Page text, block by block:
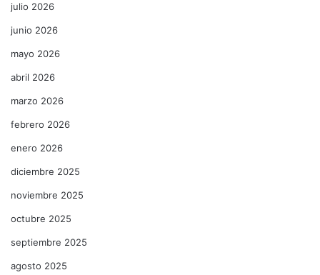
julio 2026
junio 2026
mayo 2026
abril 2026
marzo 2026
febrero 2026
enero 2026
diciembre 2025
noviembre 2025
octubre 2025
septiembre 2025
agosto 2025